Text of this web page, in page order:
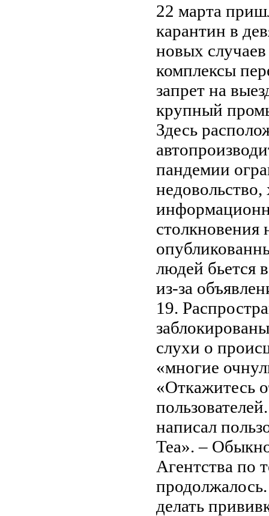
22 марта
карантин в
новых
комплексы
запрет на
крупный
Здесь
пандемии
недовольство,
людей бьется
из-за
19.
слухи о
«многие
«Откажитесь
написал
Tea». –
Агентства по
делать